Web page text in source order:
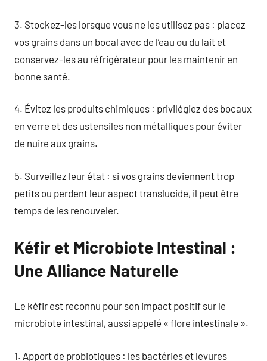
3. Stockez-les lorsque vous ne les utilisez pas : placez
vos grains dans un bocal avec de l’eau ou du lait et
conservez-les au réfrigérateur pour les maintenir en
bonne santé.
4. Évitez les produits chimiques : privilégiez des bocaux
en verre et des ustensiles non métalliques pour éviter
de nuire aux grains.
5. Surveillez leur état : si vos grains deviennent trop
petits ou perdent leur aspect translucide, il peut être
temps de les renouveler.
Kéfir et Microbiote Intestinal :
Une Alliance Naturelle
Le kéfir est reconnu pour son impact positif sur le
microbiote intestinal, aussi appelé « flore intestinale ».
1. Apport de probiotiques : les bactéries et levures